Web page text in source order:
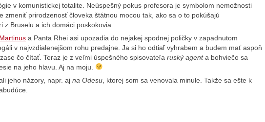
v komunistickej totalite. Neúspešný pokus profesora je symbolom nemožnosti
zmeniť prirodzenosť človeka štátnou mocou tak, ako sa o to pokúšajú
z Bruselu a ich domáci poskokovia..
Martinus a Panta Rhei asi upozadia do nejakej spodnej poličky v zapadnutom
v najvzdialenejšom rohu predajne. Ja si ho odtiaľ vyhrabem a budem mať aspoň
čo čítať. Teraz je z veľmi úspešného spisovateľa ruský agenta bohviečo sa
na jeho hlavu. Aj na moju.
jeho názory, napr. aj na Odesu, ktorej som sa venovala minule. Takže sa ešte k